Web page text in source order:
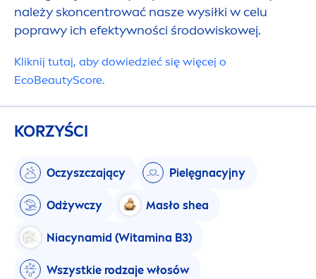
należy skoncentrować nasze wysiłki w celu
poprawy ich efektywności środowiskowej.
Kliknij tutaj, aby dowiedzieć się więcej o
EcoBeautyScore.
KORZYŚCI
Oczyszczający Pielęgnacyjny
Odżywczy Masło shea
Niacynamid (Witamina B3)
Wszystkie rodzaje włosów